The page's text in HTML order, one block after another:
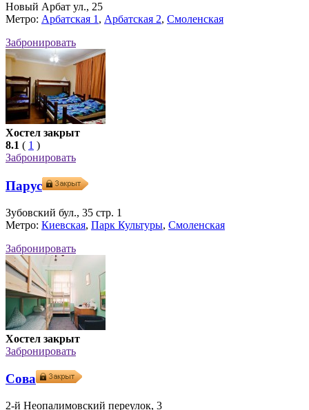
Новый Арбат ул., 25
Метро: Арбатская 1 , Арбатская 2, Смоленская
Забронировать
Хостел закрыт
8.1 ( 1 )
Забронировать
Парус
Зубовский бул., 35 стр. 1
Метро: Киевская, Парк Культуры, Смоленская
Забронировать
Хостел закрыт
Забронировать
Сова
2-й Неопалимовский переулок, 3